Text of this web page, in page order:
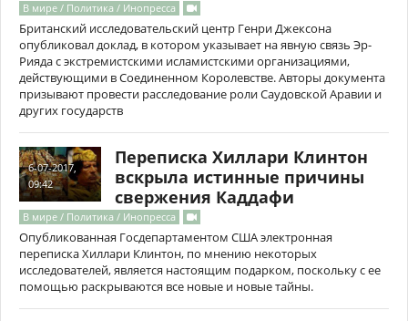
В мире / Политика / Инопресса
Британский исследовательский центр Генри Джексона
опубликовал доклад, в котором указывает на явную связь Эр-
Рияда с экстремистскими исламистскими организациями,
действующими в Соединенном Королевстве. Авторы документа
призывают провести расследование роли Саудовской Аравии и
других государств
6-07-2017,
09:42
Переписка Хиллари Клинтон
вскрыла истинные причины
свержения Каддафи
В мире / Политика / Инопресса
Опубликованная Госдепартаментом США электронная
переписка Хиллари Клинтон, по мнению некоторых
исследователей, является настоящим подарком, поскольку с ее
помощью раскрываются все новые и новые тайны.